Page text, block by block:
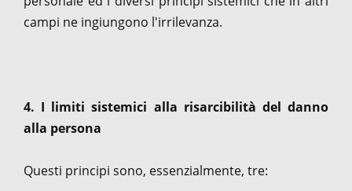
campi ne ingiungono l'irrilevanza.
4. I limiti sistemici alla risarcibilità del danno
alla persona
Questi principi sono, essenzialmente, tre: